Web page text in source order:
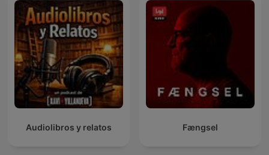
Audiolibros y relatos Fængsel